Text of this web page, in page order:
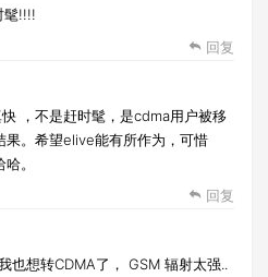
髦!!!!
回复
，不是赶时髦，是cdma用户被移
果。希望elive能有所作为，可惜
。
回复
也想转CDMA了， GSM 辐射太强..